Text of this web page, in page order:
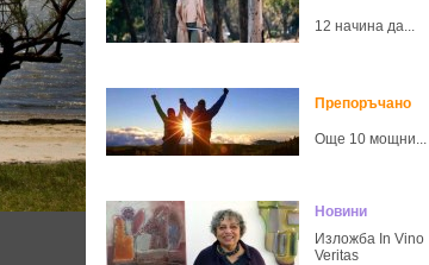
12 начина да...
Препоръчано
Още 10 мощни...
Новини
Изложба In Vino
Veritas